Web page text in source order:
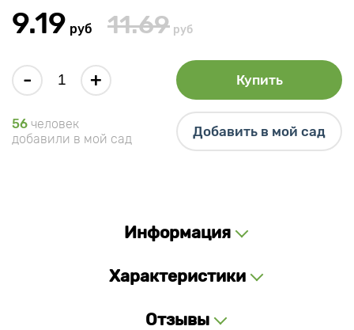
9.19 руб 11.69 руб
- + Купить
56 человек
добавили в мой сад
Добавить в мой сад
Информация
Характеристики
Отзывы